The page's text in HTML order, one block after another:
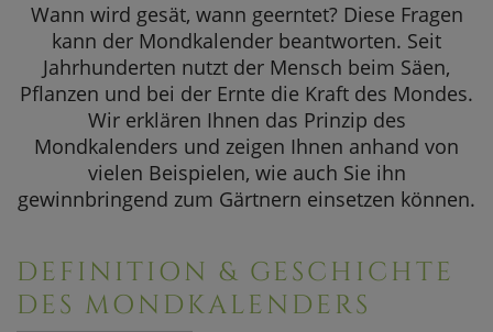
SOMMERAKTION
Aktuelle Angebote
Wann wird gesät, wann geerntet? Diese Fragen
kann der Mondkalender beantworten. Seit
Jahrhunderten nutzt der Mensch beim Säen,
Pflanzen und bei der Ernte die Kraft des Mondes.
Wir erklären Ihnen das Prinzip des
Mondkalenders und zeigen Ihnen anhand von
vielen Beispielen, wie auch Sie ihn
gewinnbringend zum Gärtnern einsetzen können.
DEFINITION & GESCHICHTE
DES MONDKALENDERS